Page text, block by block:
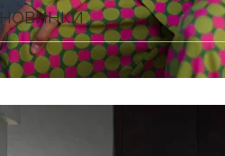
НОВИНКИ